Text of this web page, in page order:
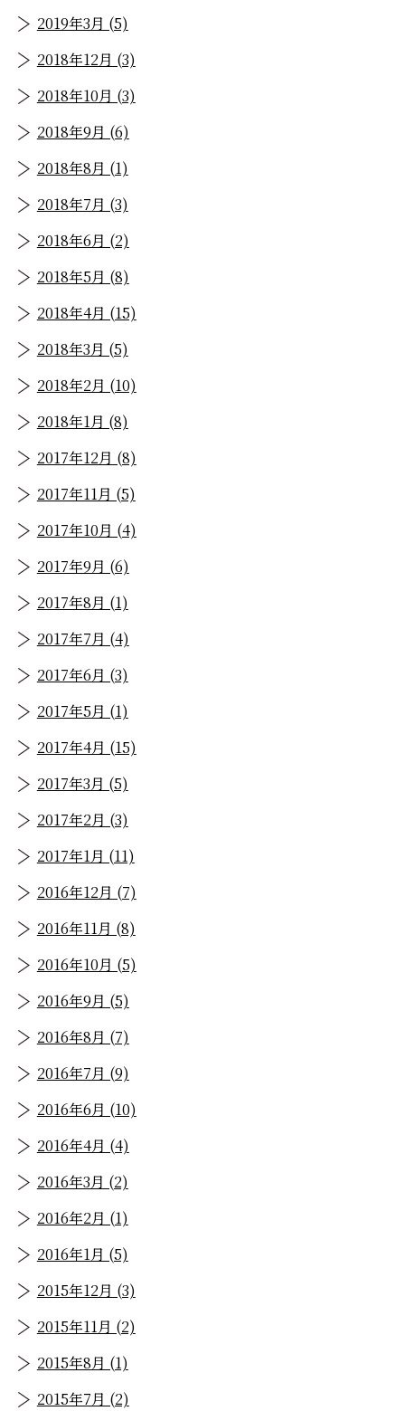
2019年3月 (5)
2018年12月 (3)
2018年10月 (3)
2018年9月 (6)
2018年8月 (1)
2018年7月 (3)
2018年6月 (2)
2018年5月 (8)
2018年4月 (15)
2018年3月 (5)
2018年2月 (10)
2018年1月 (8)
2017年12月 (8)
2017年11月 (5)
2017年10月 (4)
2017年9月 (6)
2017年8月 (1)
2017年7月 (4)
2017年6月 (3)
2017年5月 (1)
2017年4月 (15)
2017年3月 (5)
2017年2月 (3)
2017年1月 (11)
2016年12月 (7)
2016年11月 (8)
2016年10月 (5)
2016年9月 (5)
2016年8月 (7)
2016年7月 (9)
2016年6月 (10)
2016年4月 (4)
2016年3月 (2)
2016年2月 (1)
2016年1月 (5)
2015年12月 (3)
2015年11月 (2)
2015年8月 (1)
2015年7月 (2)